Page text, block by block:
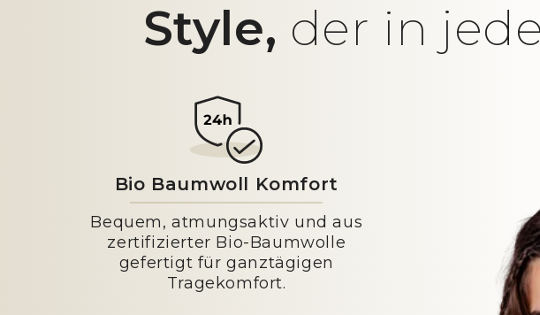
Style, der in
Bio Baumwoll Komfort
Bequem, atmungsaktiv und aus
zertifizierter Bio-Baumwolle
gefertigt für ganztägigen
Tragekomfort.